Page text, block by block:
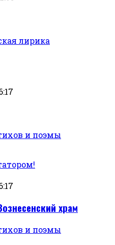
лирика
и поэмы
храм
и поэмы